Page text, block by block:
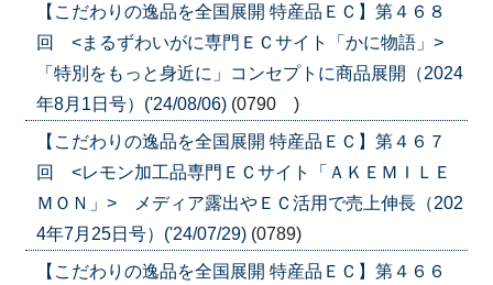
【こだわりの逸品を全国展開 特産品ＥＣ】第４６８
回 <まるずわいがに専門ＥＣサイト「かに物語」>
「特別をもっと身近に」コンセプトに商品展開（2024
年8月1日号）('24/08/06) (0790 )
【こだわりの逸品を全国展開 特産品ＥＣ】第４６７
回 <レモン加工品専門ＥＣサイト「ＡＫＥＭＩＬＥ
ＭＯＮ」> メディア露出やＥＣ活用で売上伸長（202
4年7月25日号）('24/07/29) (0789)
【こだわりの逸品を全国展開 特産品ＥＣ】第４６６